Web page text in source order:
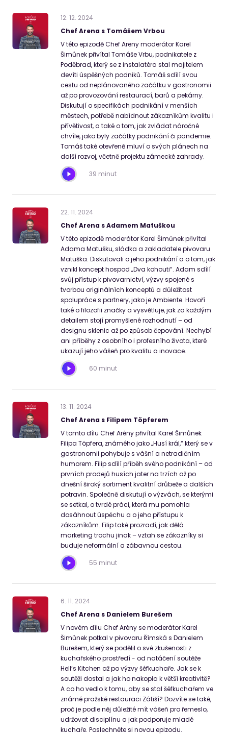
12. 12. 2024
Chef Arena s Tomášem Vrbou
V této epizodě Chef Areny moderátor Karel
Šimůnek přivítal Tomáše Vrbu, podnikatele z
Poděbrad, který se z instalatéra stal majitelem
devíti úspěšných podniků. Tomáš sdílí svou
cestu od neplánovaného začátku v gastronomii
až po provozování restaurací, barů a pekárny.
Diskutují o specifikách podnikání v menších
městech, potřebě nabídnout zákazníkům kvalitu i
přívětivost, a také o tom, jak zvládat náročné
chvíle, jako byly začátky podnikání či pandemie.
Tomáš také otevřeně mluví o svých plánech na
další rozvoj, včetně projektu zámecké zahrady.
39 minut
22. 11. 2024
Chef Arena s Adamem Matuškou
V této epizodě moderátor Karel Šimůnek přivítal
Adama Matušku, sládka a zakladatele pivovaru
Matuška. Diskutovali o jeho podnikání a o tom, jak
vznikl koncept hospod „Dva kohouti“. Adam sdílí
svůj přístup k pivovarnictví, výzvy spojené s
tvorbou originálních konceptů a důležitost
spolupráce s partnery, jako je Ambiente. Hovoří
také o filozofii značky a vysvětluje, jak za každým
detailem stojí promyšlené rozhodnutí – od
designu sklenic až po způsob čepování. Nechybí
ani příběhy z osobního i profesního života, které
ukazují jeho vášeň pro kvalitu a inovace.
60 minut
13. 11. 2024
Chef Arena s Filipem Töpferem
V tomto dílu Chef Arény přivítal Karel Šimůnek
Filipa Töpfera, známého jako „Husí král,“ který se v
gastronomii pohybuje s vášní a netradičním
humorem. Filip sdílí příběh svého podnikání – od
prvních prodejů husích jater na trzích až po
dnešní široký sortiment kvalitní drůbeže a dalších
potravin. Společně diskutují o výzvách, se kterými
se setkal, o tvrdé práci, která mu pomohla
dosáhnout úspěchu a o jeho přístupu k
zákazníkům. Filip také prozradí, jak dělá
marketing trochu jinak – vztah se zákazníky si
buduje neformální a zábavnou cestou.
55 minut
6. 11. 2024
Chef Arena s Danielem Burešem
V novém dílu Chef Arény se moderátor Karel
Šimůnek potkal v pivovaru Římská s Danielem
Burešem, který se podělil o své zkušenosti z
kuchařského prostředí - od natáčení soutěže
Hell’s Kitchen až po výzvy šéfkuchaře. Jak se k
soutěži dostal a jak ho nakopla k větší kreativitě?
A co ho vedlo k tomu, aby se stal šéfkuchařem ve
známé pražské restauraci Zátiší? Dozvíte se také,
proč je podle něj důležité mít vášeň pro řemeslo,
udržovat disciplínu a jak podporuje mladé
kuchaře. Poslechněte si novou epizodu.